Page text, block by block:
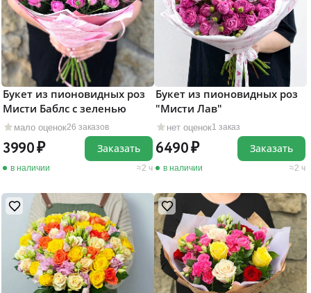
мало оценок26 заказов
Букет из пионовидных роз
Мисти Баблс с зеленью
3990
в наличии 2 ч
Заказать
нет оценок1 заказ
Букет из пионовидных роз
"Мисти Лав"
6490
в наличии 2 ч
Заказать